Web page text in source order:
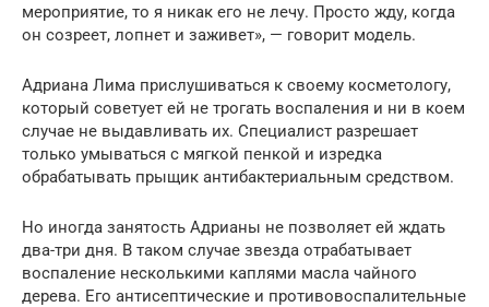
мероприятие, то я никак его не лечу. Просто жду, когда
он созреет, лопнет и заживет», — говорит модель.
Адриана Лима прислушиваться к своему косметологу,
который советует ей не трогать воспаления и ни в коем
случае не выдавливать их. Специалист разрешает
только умываться с мягкой пенкой и изредка
обрабатывать прыщик антибактериальным средством.
Но иногда занятость Адрианы не позволяет ей ждать
два-три дня. В таком случае звезда отрабатывает
воспаление несколькими каплями масла чайного
дерева. Его антисептические и противовоспалительные